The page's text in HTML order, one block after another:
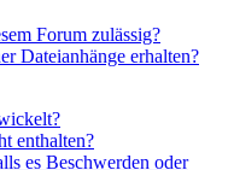
Forum zulässig?
Dateianhänge erhalten?
enthalten?
es Beschwerden oder